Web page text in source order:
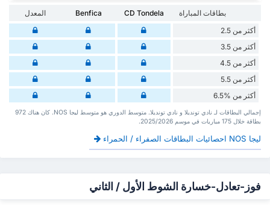
بطاقات المباراة CD Tondela
Benfica
المعدل
أكثر من 2.5
أكثر من 3.5
أكثر من 4.5
أكثر من 5.5
أكثر من %6.5
إجمالي البطاقات لـ نادي تونديلا و نادي تونديلا. متوسط الدوري هو متوسط ليجا NOS. كان هناك 972
بطاقة ‏خلال 175 مباريات في موسم 2025/2026.
ليجا NOS احصائيات البطاقات الصفراء / الحمراء
فوز-تعادل-خسارة الشوط الأول / الثاني